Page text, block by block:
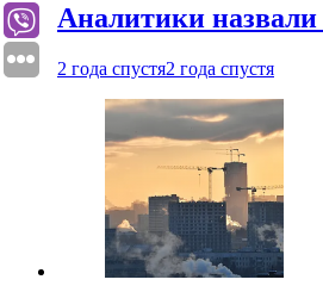
Аналитики
2 года спустя2 года спустя